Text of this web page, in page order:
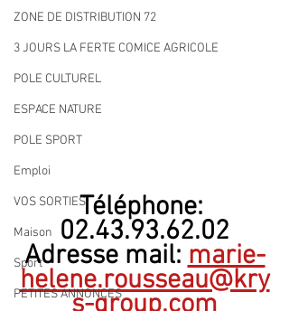
ZONE DE DISTRIBUTION 72
3 JOURS LA FERTE COMICE AGRICOLE
POLE CULTUREL
ESPACE NATURE
POLE SPORT
Emploi
VOS SORTIES
Maison
Sport
PETITES ANNONCES
Téléphone:
02.43.93.62.02
Adresse mail: marie-
helene.rousseau@kry